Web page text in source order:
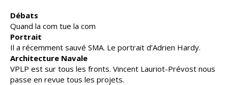
Débats
Quand la com tue la com
Portrait
Il a récemment sauvé SMA. Le portrait d’Adrien Hardy.
Architecture Navale
VPLP est sur tous les fronts. Vincent Lauriot-Prévost nous
passe en revue tous les projets.